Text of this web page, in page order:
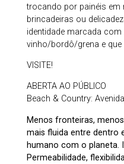
trocando por painéis em
brincadeiras ou
identidade marcada
vinho/bordô/grena e que
VISITE!
ABERTA AO PÚBLICO
Beach & Country:
Menos fronteiras,
mais fluida entre dentro
humano com o planeta.
Permeabilidade,